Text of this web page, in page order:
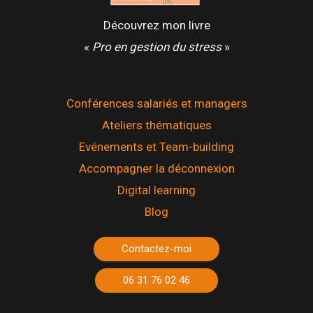
Découvrez mon livre
« Pro en gestion du stress»
Conférences salariés et managers
Ateliers thématiques
Evénements et Team-building
Accompagner la déconnexion
Digital learning
Blog
Contactez-moi
06 31 76 02 46